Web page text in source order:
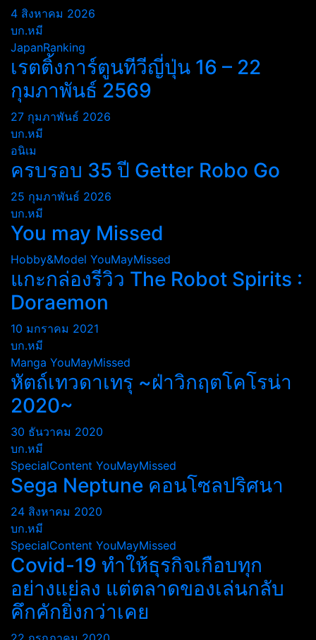
4 สิงหาคม 2026
บก.หมี
JapanRanking
เรตติ้งการ์ตูนทีวีญี่ปุ่น 16 – 22
กุมภาพันธ์ 2569
27 กุมภาพันธ์ 2026
บก.หมี
อนิเม
ครบรอบ 35 ปี Getter Robo Go
25 กุมภาพันธ์ 2026
บก.หมี
You may Missed
Hobby&Model YouMayMissed
แกะกล่องรีวิว The Robot Spirits :
Doraemon
10 มกราคม 2021
บก.หมี
Manga YouMayMissed
หัตถ์เทวดาเทรุ ~ฝ่าวิกฤตโคโรน่า
2020~
30 ธันวาคม 2020
บก.หมี
SpecialContent YouMayMissed
Sega Neptune คอนโซลปริศนา
24 สิงหาคม 2020
บก.หมี
SpecialContent YouMayMissed
Covid-19 ทำให้ธุรกิจเกือบทุก
อย่างแย่ลง แต่ตลาดของเล่นกลับ
คึกคักยิ่งกว่าเคย